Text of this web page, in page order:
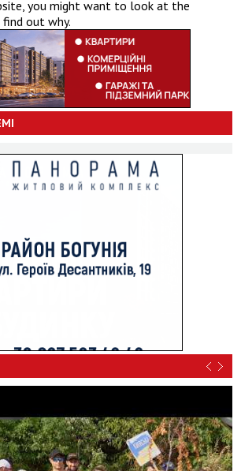
you might want to look at the
out why.